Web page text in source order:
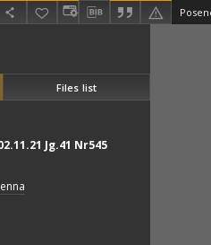
Files list
Jg.41 Nr545